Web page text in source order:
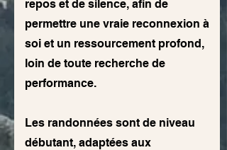
repos et de silence, afin de
permettre une vraie reconnexion à
soi et un ressourcement profond,
loin de toute recherche de
performance.
Les randonnées sont de niveau
débutant, adaptées aux